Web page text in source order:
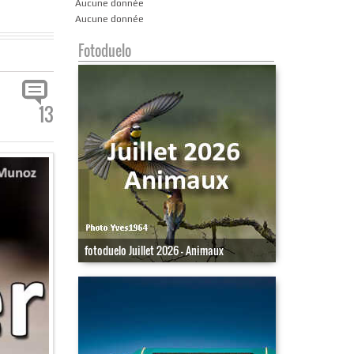
13
Aucune donnée
Aucune donnée
Fotoduelo
fotoduelo Juillet 2026 - Animaux